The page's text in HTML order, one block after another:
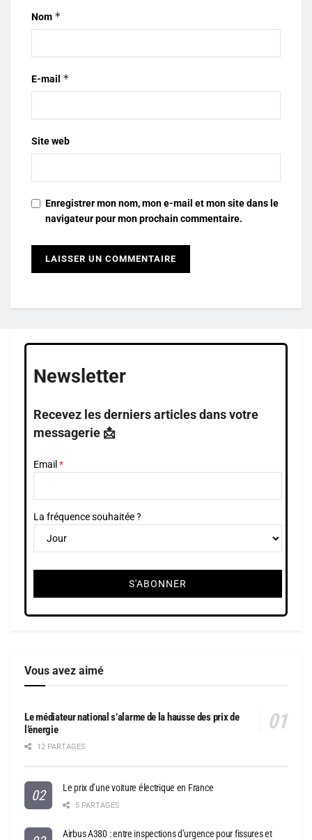
Nom *
E-mail *
Site web
Enregistrer mon nom, mon e-mail et mon site dans le
navigateur pour mon prochain commentaire.
Newsletter
Recevez les derniers articles dans votre
messagerie 📩
Email
La fréquence souhaitée ?
Vous avez aimé
Le médiateur national s’alarme de la hausse des prix de
l’énergie
12 PARTAGES
Le prix d’une voiture électrique en France
5 PARTAGES
Airbus A380 : entre inspections d’urgence pour fissures et